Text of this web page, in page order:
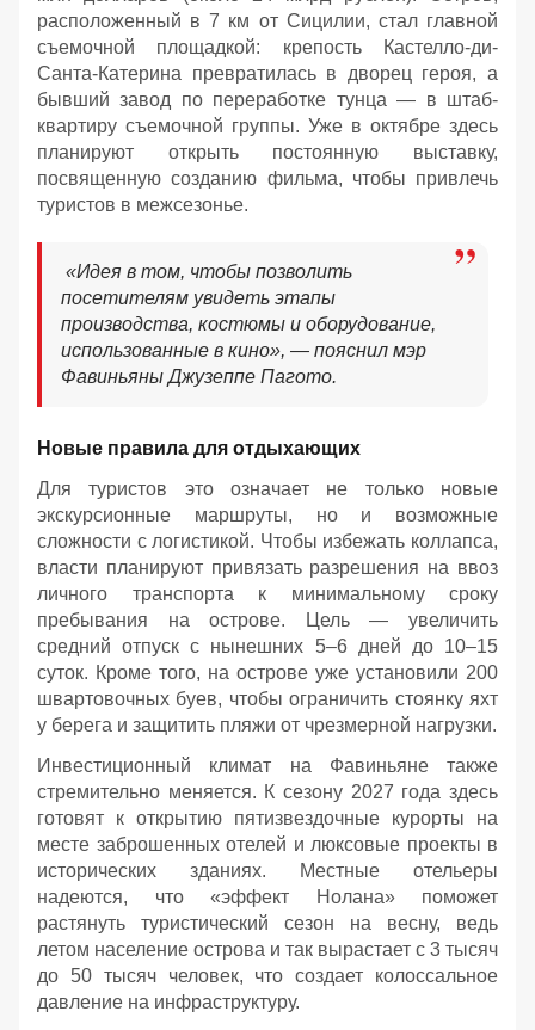
расположенный в 7 км от Сицилии, стал главной
съемочной площадкой: крепость Кастелло-ди-
Санта-Катерина превратилась в дворец героя, а
бывший завод по переработке тунца — в штаб-
квартиру съемочной группы. Уже в октябре здесь
планируют открыть постоянную выставку,
посвященную созданию фильма, чтобы привлечь
туристов в межсезонье.
«Идея в том, чтобы позволить
посетителям увидеть этапы
производства, костюмы и оборудование,
использованные в кино», — пояснил мэр
Фавиньяны Джузеппе Пагото.
Новые правила для отдыхающих
Для туристов это означает не только новые
экскурсионные маршруты, но и возможные
сложности с логистикой. Чтобы избежать коллапса,
власти планируют привязать разрешения на ввоз
личного транспорта к минимальному сроку
пребывания на острове. Цель — увеличить
средний отпуск с нынешних 5–6 дней до 10–15
суток. Кроме того, на острове уже установили 200
швартовочных буев, чтобы ограничить стоянку яхт
у берега и защитить пляжи от чрезмерной нагрузки.
Инвестиционный климат на Фавиньяне также
стремительно меняется. К сезону 2027 года здесь
готовят к открытию пятизвездочные курорты на
месте заброшенных отелей и люксовые проекты в
исторических зданиях. Местные отельеры
надеются, что «эффект Нолана» поможет
растянуть туристический сезон на весну, ведь
летом население острова и так вырастает с 3 тысяч
до 50 тысяч человек, что создает колоссальное
давление на инфраструктуру.